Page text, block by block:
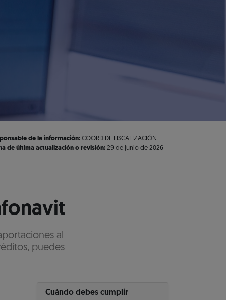
de la información: COORD DE FISCALIZACIÓN
de última actualización o revisión: 29 de junio de 2026
al
puedes
Cuándo debes cumplir